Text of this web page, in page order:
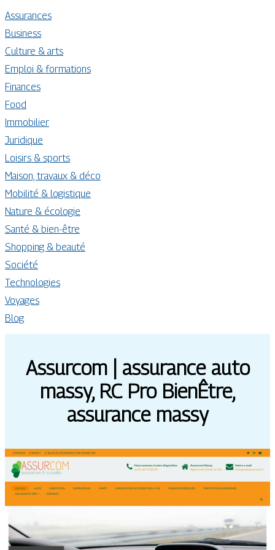
Assurances
Business
Culture & arts
Emploi & formations
Finances
Food
Immobilier
Juridique
Loisirs & sports
Maison, travaux & déco
Mobilité & logistique
Nature & écologie
Santé & bien-être
Shopping & beauté
Société
Technologies
Voyages
Blog
Assurcom | assurance auto
massy, RC Pro BienÊtre,
assurance massy